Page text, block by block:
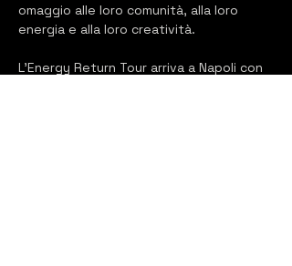
omaggio alle loro comunità, alla loro
energia e alla loro creatività.
L’Energy Return Tour arriva a Napoli con